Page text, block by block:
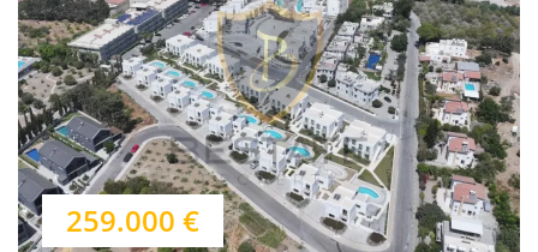
€ 259.000